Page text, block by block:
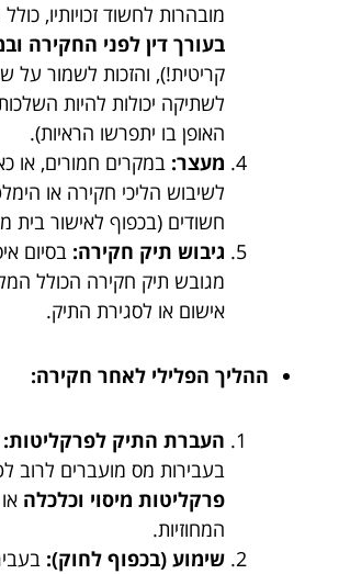
מובהרות לחשוד זכויותיו, כולל
בעורך דין לפני החקירה
קריטית!), והזכות לשמור על
לשתיקה יכולות להיות
האופן בו יתפרשו הראיות).
מעצר: במקרים חמורים, או
לשיבוש הליכי חקירה או
חשודים (בכפוף לאישור בית
גיבוש תיק חקירה: בסיום
מגובש תיק חקירה הכולל
אישום או לסגירת התיק.
ההליך הפלילי לאחר חקירה:
העברת התיק לפרקליטות:
בעבירות מס מועברים לרוב
פרקליטות מיסוי וכלכלה
המחוזיות.
שימוע (בכפוף לחוק):